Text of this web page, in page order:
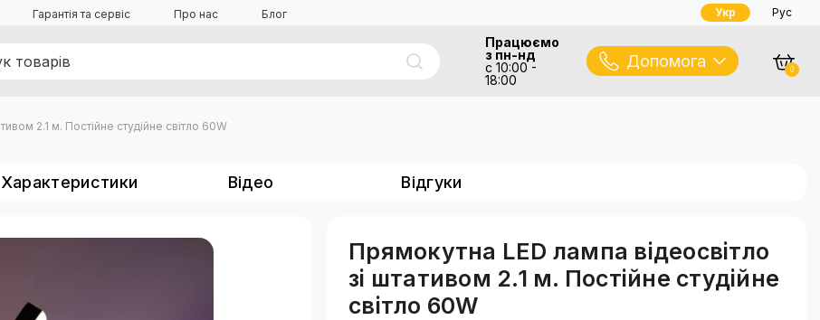
Гарантія та сервіс Про нас Блог Укр Рус
Працюємо
з пн-нд
с 10:00 -
18:00
Допомога 0
2.1 м. Постійне студійне світло 60W
Характеристики Відео Відгуки
Прямокутна LED лампа відеосвітло
зі штативом 2.1 м. Постійне студійне
світло 60W